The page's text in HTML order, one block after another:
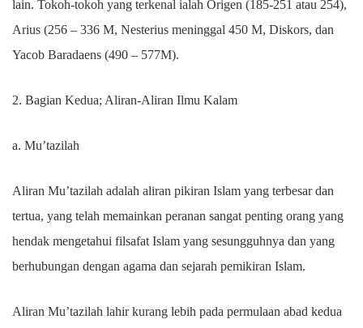
lain. Tokoh-tokoh yang terkenal ialah Origen (185-251 atau 254),
Arius (256 – 336 M, Nesterius meninggal 450 M, Diskors, dan
Yacob Baradaens (490 – 577M).
2. Bagian Kedua; Aliran-Aliran Ilmu Kalam
a. Mu’tazilah
Aliran Mu’tazilah adalah aliran pikiran Islam yang terbesar dan
tertua, yang telah memainkan peranan sangat penting orang yang
hendak mengetahui filsafat Islam yang sesungguhnya dan yang
berhubungan dengan agama dan sejarah pemikiran Islam.
Aliran Mu’tazilah lahir kurang lebih pada permulaan abad kedua